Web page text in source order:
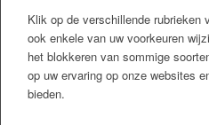
Klik op de verschillende rubrieken
ook enkele van uw voorkeuren
het blokkeren van sommige
op uw ervaring op onze websites
bieden.